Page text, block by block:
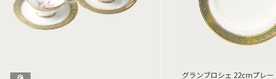
グランブロシェ 22cmプレー